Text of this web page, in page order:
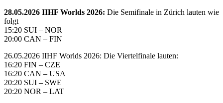
28.05.2026 IIHF Worlds 2026: Die Semifinale in Zürich lauten wie
folgt
15:20 SUI – NOR
20:00 CAN – FIN
26.05.2026 IIHF Worlds 2026: Die Viertelfinale lauten:
16:20 FIN – CZE
16:20 CAN – USA
20:20 SUI – SWE
20:20 NOR – LAT